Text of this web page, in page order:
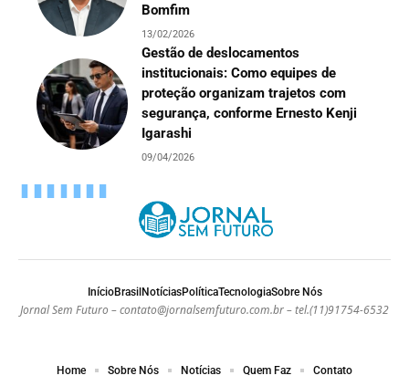
Bomfim
13/02/2026
Gestão de deslocamentos
institucionais: Como equipes de
proteção organizam trajetos com
segurança, conforme Ernesto Kenji
Igarashi
09/04/2026
InícioBrasil NotíciasPolíticaTecnologiaSobre Nós
Jornal Sem Futuro –contato@jornalsemfuturo.com.br– tel.(11)91754-6532
Home Sobre Nós Notícias Quem Faz Contato